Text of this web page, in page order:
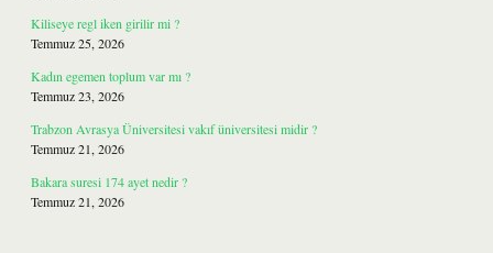
Kiliseye regl iken girilir mi ?
Temmuz 25, 2026
Kadın egemen toplum var mı ?
Temmuz 23, 2026
Trabzon Avrasya Üniversitesi vakıf üniversitesi midir ?
Temmuz 21, 2026
Bakara suresi 174 ayet nedir ?
Temmuz 21, 2026